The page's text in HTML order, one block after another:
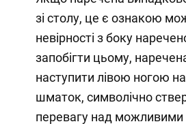
зі столу, це є ознакою
невірності з боку
запобігти цьому,
наступити лівою ногою
шматок, символічно
перевагу над можливими